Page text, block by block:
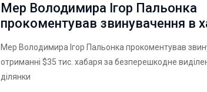
Мер Володимира Ігор Пальонка
прокоментував звинувачення в
Мер Володимира Ігор Пальонка прокоментував
отриманні $35 тис. хабаря за безперешкодне
ділянки